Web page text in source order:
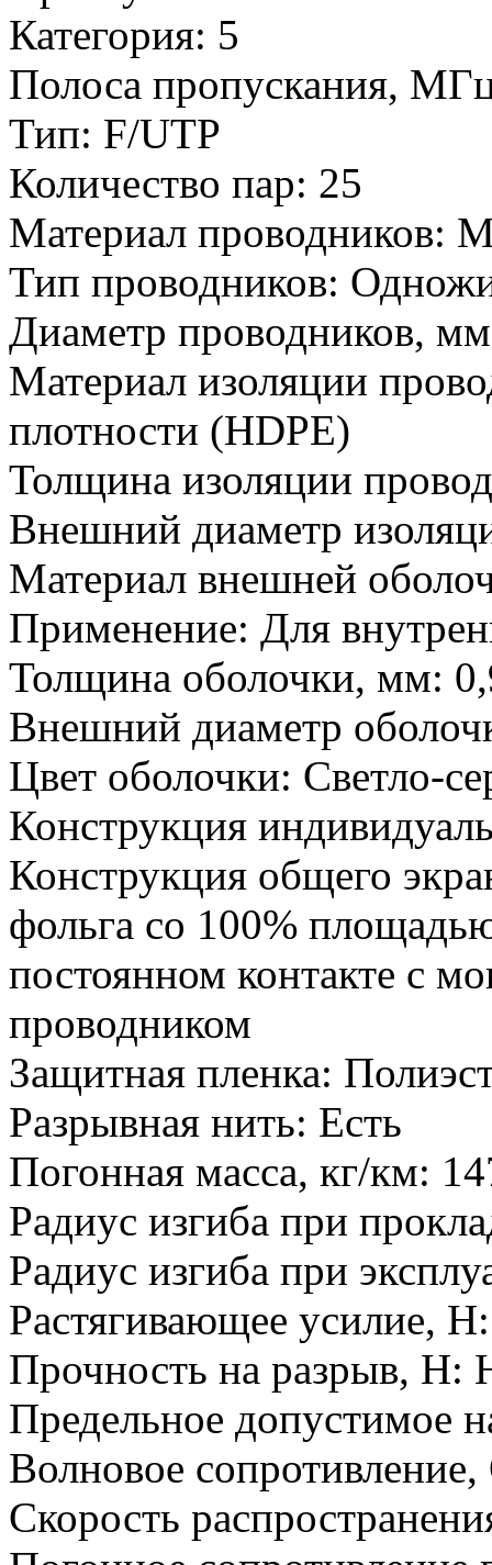
Категория: 5
Полоса пропускания,
Тип: F/UTP
Количество пар: 25
Материал проводников:
Тип проводников:
Диаметр проводников,
Материал изоляции
плотности (HDPE)
Толщина изоляции
Внешний диаметр
Материал внешней
Применение: Для
Толщина оболочки, мм:
Внешний диаметр
Цвет оболочки: Светло-
Конструкция
Конструкция общего
фольга со 100%
постоянном контакте с
проводником
Защитная пленка:
Разрывная нить: Есть
Погонная масса, кг/км:
Радиус изгиба при
Радиус изгиба при
Растягивающее усилие, H:
Прочность на разрыв, H:
Предельное допустимое
Волновое
Скорость